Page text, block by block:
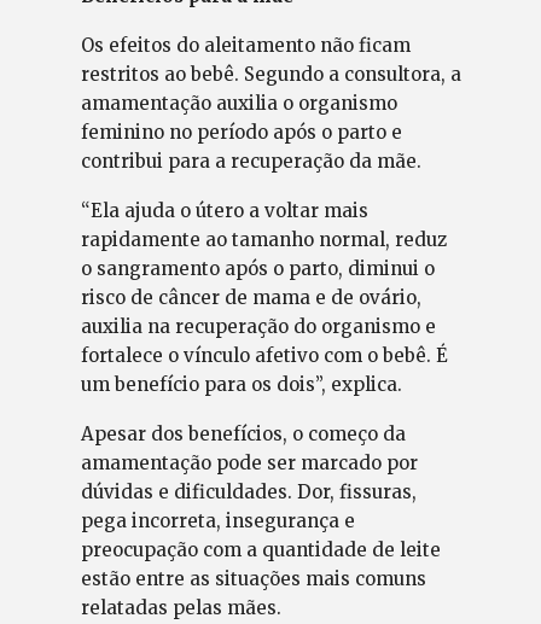
Os efeitos do aleitamento não ficam
restritos ao bebê. Segundo a consultora, a
amamentação auxilia o organismo
feminino no período após o parto e
contribui para a recuperação da mãe.
“Ela ajuda o útero a voltar mais
rapidamente ao tamanho normal, reduz
o sangramento após o parto, diminui o
risco de câncer de mama e de ovário,
auxilia na recuperação do organismo e
fortalece o vínculo afetivo com o bebê. É
um benefício para os dois”, explica.
Apesar dos benefícios, o começo da
amamentação pode ser marcado por
dúvidas e dificuldades. Dor, fissuras,
pega incorreta, insegurança e
preocupação com a quantidade de leite
estão entre as situações mais comuns
relatadas pelas mães.